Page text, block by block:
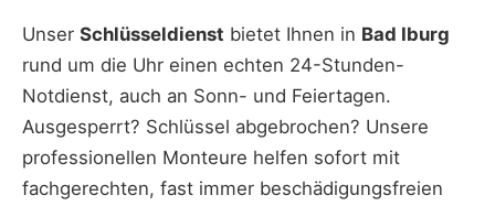
Unser Schlüsseldienst bietet Ihnen in Bad Iburg
rund um die Uhr einen echten 24-Stunden-
Notdienst, auch an Sonn- und Feiertagen.
Ausgesperrt? Schlüssel abgebrochen? Unsere
professionellen Monteure helfen sofort mit
fachgerechten, fast immer beschädigungsfreien